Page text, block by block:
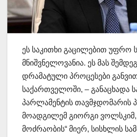
ეს საკითხი გაცილებით უფრო
მნიშვნელოვანია. ეს მას
დრამატული პროცესები
საქართველოში, – განაცხადა
პარლამენტის თავმჯდომარის
მოადგილემ გიორგი ვოლსკიმ,
მოძრაობის“ მიერ, სისხლის